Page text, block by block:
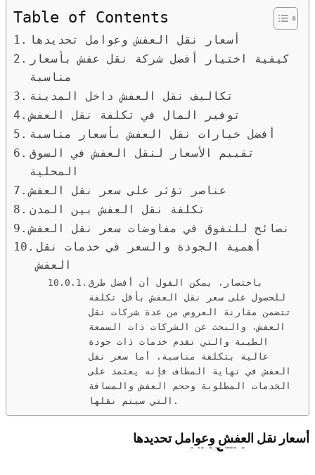
Table of Contents
أسعار نقل العفش وعوامل تحديدها
كيفية اختيار أفضل شركة نقل عفش بأسعار
مناسبة
تكاليف نقل العفش داخل المدينة
توفير المال في تكلفة نقل العفش
أفضل خيارات نقل العفش بأسعار مناسبة
تقييم الأسعار لنقل العفش في السوق
المحلية
عناصر تؤثر على سعر نقل العفش
تكلفة نقل العفش بين المدن
نصائح للتفوق في مفاوضات سعر نقل العفش
أهمية الجودة والسعر في خدمات نقل
العفش
باختصار، يمكن القول أن أفضل طرق
للحصول على سعر نقل العفش بأقل تكلفة
تتضمن مقارنة العروض من عدة شركات نقل
العفش، والبحث عن الشركات ذات السمعة
الطيبة والتي تقدم خدمات ذات جودة
عالية بتكلفة مناسبة. أما سعر نقل
العفش في نهاية المطاف فإنه يعتمد على
الخدمات المطلوبة وحجم العفش والمسافة
التي سيتم نقلها.
أسعار نقل العفش وعوامل تحديدها